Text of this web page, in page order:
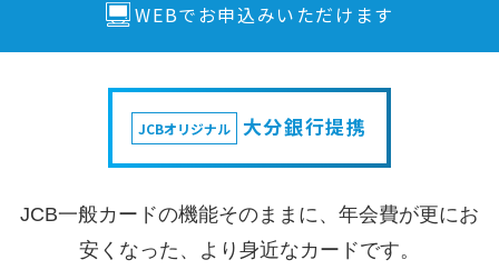
WEBでお申込みいただけます
JCBオリジナル 大分銀行提携
JCB一般カードの機能そのままに、年会費が更にお
安くなった、より身近なカードです。